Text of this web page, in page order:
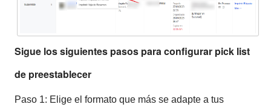
Sigue los siguientes pasos para configurar pick list
de preestablecer
Paso 1: Elige el formato que más se adapte a tus